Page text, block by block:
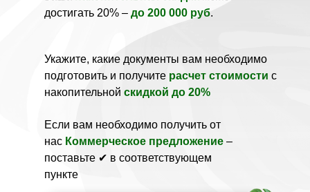
достигать 20% – до 200 000 руб.
Укажите, какие документы вам необходимо
подготовить и получите расчет стоимости с
накопительной скидкой до 20%
Если вам необходимо получить от
нас Коммерческое предложение –
поставьте ✔ в соответствующем
пункте